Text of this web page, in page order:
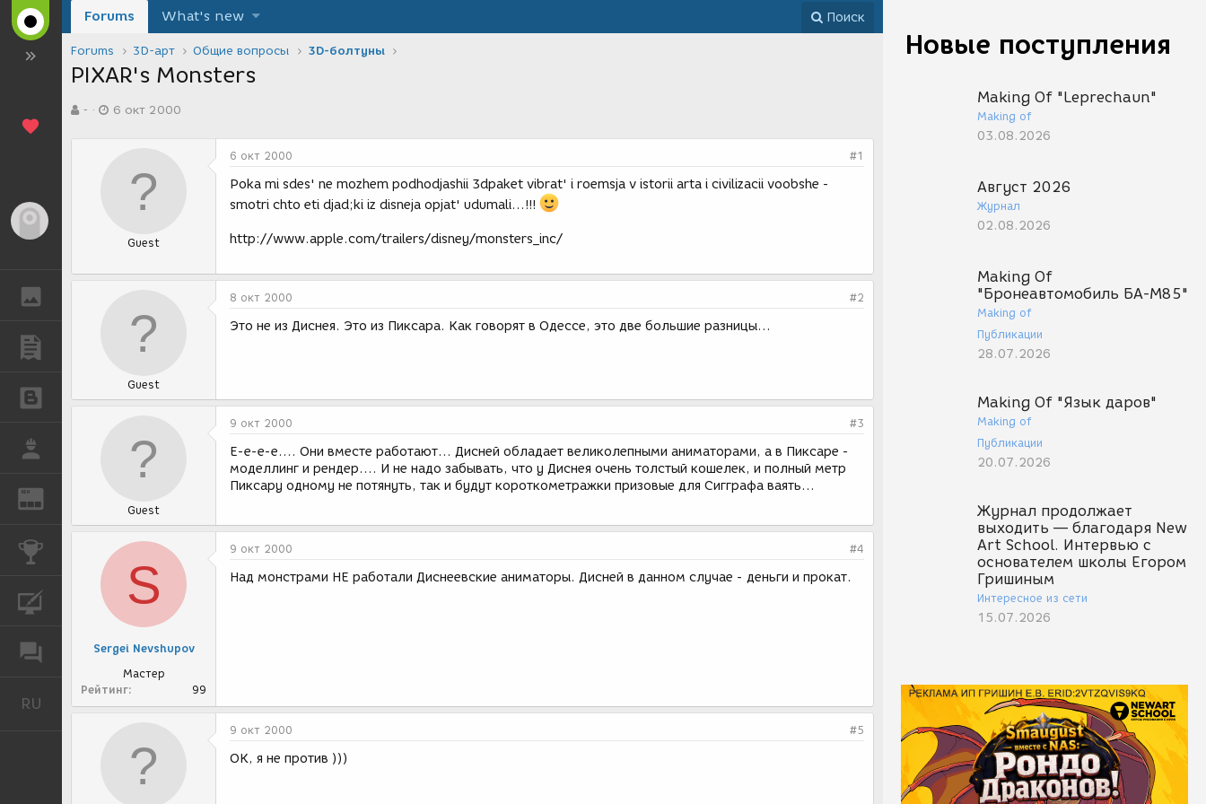
ПУБЛИКАЦИИ
БЛОГИ
REN
КОНКУРСЫ
КУРСЫ
ФОРУМ
RU Русский
Новые поступления
Making Of "Leprechaun"
Making of
03.08.2026
Август 2026
Журнал
02.08.2026
Making Of
"Бронеавтомобиль БА-М85"
Making of
Публикации
28.07.2026
Making Of "Язык даров"
Making of
Публикации
20.07.2026
Журнал продолжает
выходить — благодаря New
Art School. Интервью с
основателем школы Егором
Гришиным
Интересное из сети
15.07.2026
Forums What's new Поиск
Forums 3D-арт Общие вопросы 3D-болтуны
PIXAR's Monsters
в-
а
я
6 окт 2000
Guest
6 окт 2000 #1
Poka mi sdes' ne mozhem podhodjashii 3dpaket vibrat' i roemsja v istorii arta i civilizacii voobshe -
smotri chto eti djad;ki iz disneja opjat' udumali...!!!
http://www.apple.com/trailers/disney/monsters_inc/
Guest
8 окт 2000 #2
Это не из Диснея. Это из Пиксара. Как говорят в Одессе, это две большие разницы...
Guest
9 окт 2000 #3
Е-е-е-е.... Они вместе работают... Дисней обладает великолепными аниматорами, а в Пиксаре -
моделлинг и рендер.... И не надо забывать, что у Диснея очень толстый кошелек, и полный метр
Пиксару одному не потянуть, так и будут короткометражки призовые для Сигграфа ваять...
S
Sergei Nevshupov
Мастер
Рейтинг
99
9 окт 2000 #4
Над монстрами НЕ работали Диснеевские аниматоры. Дисней в данном случае - деньги и прокат.
9 окт 2000 #5
ОК, я не против )))